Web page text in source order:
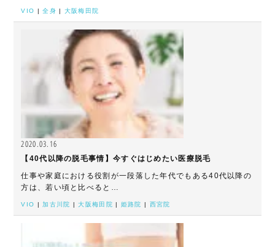
VIO |全身 大阪梅田院
2020.03.16
【40代以降の脱毛事情】今すぐはじめたい医療脱毛
仕事や家庭における役割が一段落した年代でもある40代以降の
方は、若い頃と比べると…
VIO |加古川院 |大阪梅田院 姫路院 西宮院